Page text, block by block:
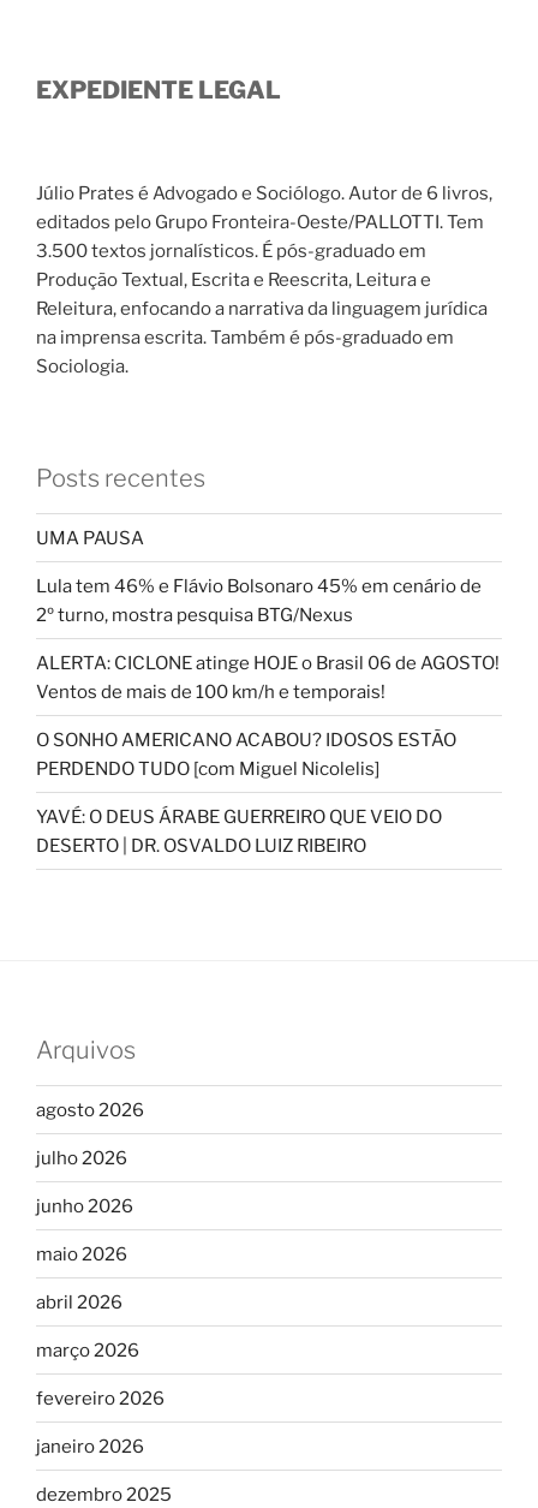
EXPEDIENTE LEGAL
Júlio Prates é Advogado e Sociólogo. Autor de 6 livros,
editados pelo Grupo Fronteira-Oeste/PALLOTTI. Tem
3.500 textos jornalísticos. É pós-graduado em
Produção Textual, Escrita e Reescrita, Leitura e
Releitura, enfocando a narrativa da linguagem jurídica
na imprensa escrita. Também é pós-graduado em
Sociologia.
Posts recentes
UMA PAUSA
Lula tem 46% e Flávio Bolsonaro 45% em cenário de
2º turno, mostra pesquisa BTG/Nexus
ALERTA: CICLONE atinge HOJE o Brasil 06 de AGOSTO!
Ventos de mais de 100 km/h e temporais!
O SONHO AMERICANO ACABOU? IDOSOS ESTÃO
PERDENDO TUDO [com Miguel Nicolelis]
YAVÉ: O DEUS ÁRABE GUERREIRO QUE VEIO DO
DESERTO | DR. OSVALDO LUIZ RIBEIRO
Arquivos
agosto 2026
julho 2026
junho 2026
maio 2026
abril 2026
março 2026
fevereiro 2026
janeiro 2026
dezembro 2025